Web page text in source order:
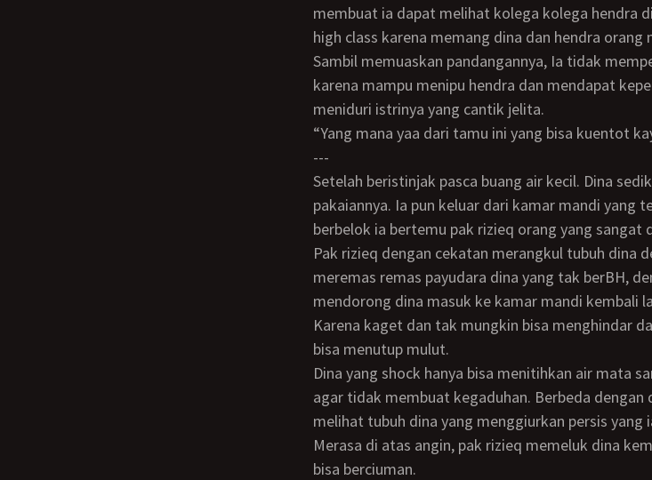
membuat ia dapat melihat kolega kolega hendra
high class karena memang dina dan hendra orang
Sambil memuaskan pandangannya, Ia tidak mempercayai keberuntungannya sendiri
karena mampu menipu hendra dan mendapat
meniduri istrinya yang cantik jelita.
“Yang mana yaa dari tamu ini yang bisa kuentot
---
Setelah beristinjak pasca buang air kecil. Dina sedikit merapikan jilbabnya dan
pakaiannya. Ia pun keluar dari kamar mandi yang
berbelok ia bertemu pak rizieq orang yang sangat
Pak rizieq dengan cekatan merangkul tubuh dina dengan sesekali tangannya
meremas remas payudara dina yang tak berBH,
mendorong dina masuk ke kamar mandi kembali
Karena kaget dan tak mungkin bisa menghindar
bisa menutup mulut.
Dina yang shock hanya bisa menitihkan air mata sambil terus membekap mulutnya
agar tidak membuat kegaduhan. Berbeda dengan
melihat tubuh dina yang menggiurkan persis yang
Merasa di atas angin, pak rizieq memeluk dina
bisa berciuman.